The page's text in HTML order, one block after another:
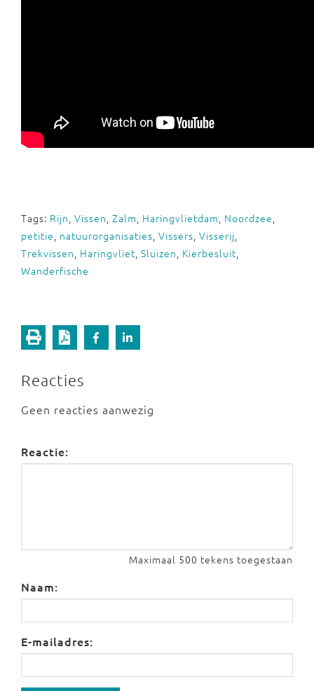
Tags: Rijn, Vissen, Zalm, Haringvlietdam, Noordzee,
petitie, natuurorganisaties, Vissers, Visserij,
Trekvissen, Haringvliet, Sluizen, Kierbesluit,
Wanderfische
Reacties
Geen reacties aanwezig
Reactie:
Maximaal 500 tekens toegestaan
Naam:
E-mailadres: